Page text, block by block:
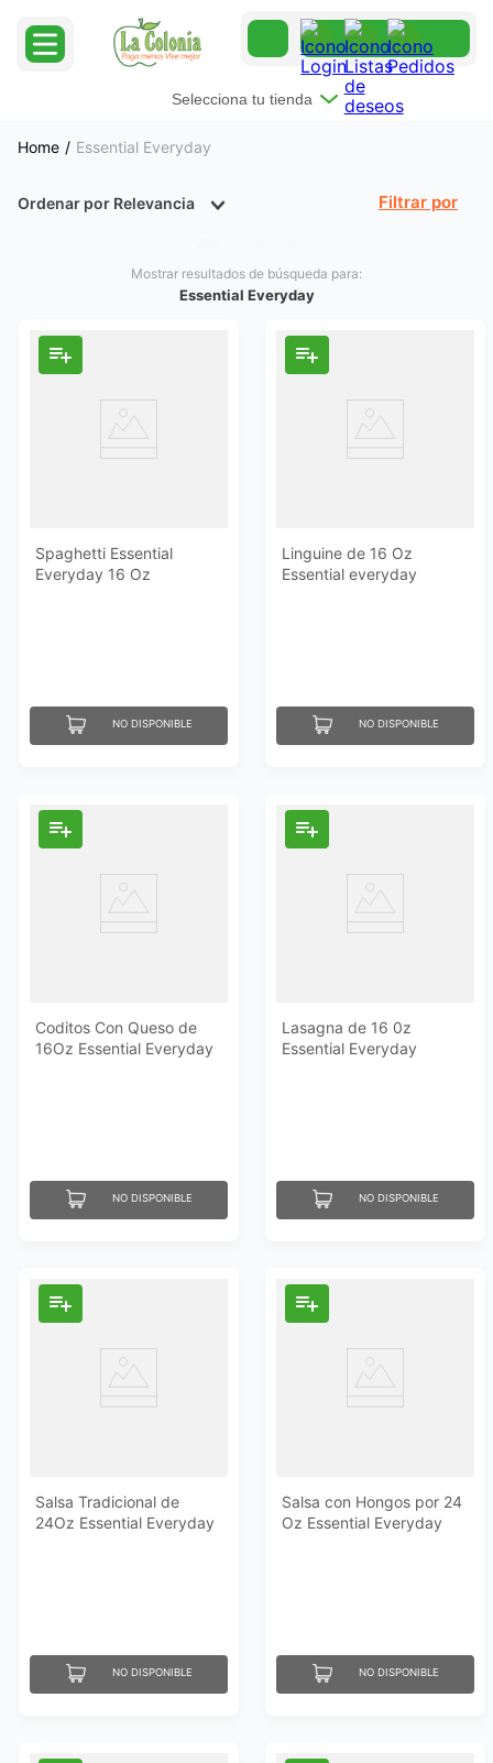
Selecciona tu tienda
Essential Everyday
Ordenar por Relevancia
Essential Everyday
Spaghetti Essential
Everyday 16 Oz
NO DISPONIBLE
Linguine de 16 Oz
Essential everyday
NO DISPONIBLE
Coditos Con Queso de
16Oz Essential Everyday
NO DISPONIBLE
Lasagna de 16 0z
Essential Everyday
NO DISPONIBLE
Salsa Tradicional de
24Oz Essential Everyday
NO DISPONIBLE
Salsa con Hongos por 24
Oz Essential Everyday
NO DISPONIBLE